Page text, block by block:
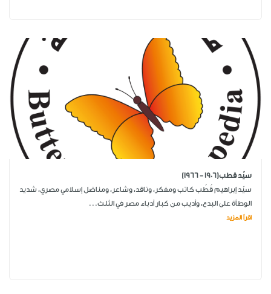
سيّد قطب(1906 - 1966)
سيّد إبراهيم قُطُب كاتب ومفكر، وناقد، وشاعر، ومناضل إسلامي مصري، شديد
الوطأة على البدع، وأديب من كبار أدباء مصر في الثلث...
اقرأ المزيد